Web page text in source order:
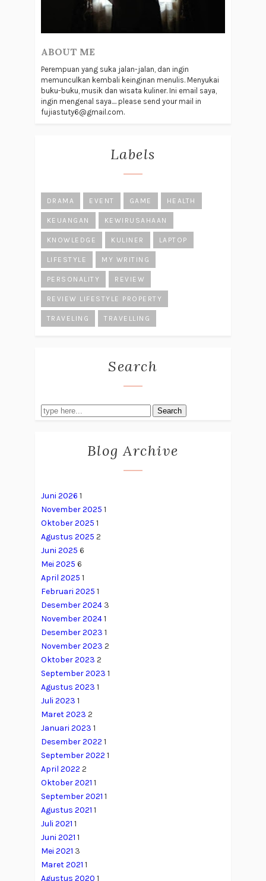
ABOUT ME
Perempuan yang suka jalan-jalan, dan ingin
memunculkan kembali keinginan menulis. Menyukai
buku-buku, musik dan wisata kuliner. Ini email saya,
ingin mengenal saya.... please send your mail in
fujiastuty6@gmail.com.
Labels
DRAMA EVENT GAME HEALTH
KEUANGAN KEWIRUSAHAAN
KNOWLEDGE KULINER LAPTOP
LIFESTYLE MY WRITING
PERSONALITY REVIEW
REVIEW LIFESTYLE PROPERTY
TRAVELING TRAVELLING
Search
Search
Blog Archive
Juni 2026 1
November 2025 1
Oktober 2025 1
Agustus 2025 2
Juni 2025 6
Mei 2025 6
April 2025 1
Februari 2025 1
Desember 2024 3
November 20241
Desember 2023 1
November 2023 2
Oktober 2023 2
September 2023 1
Agustus 2023 1
Juli 2023 1
Maret 2023 2
Januari 2023 1
Desember 2022 1
September 2022 1
April 2022 2
Oktober 2021 1
September 2021 1
Agustus 2021 1
Juli 2021 1
Juni 2021 1
Mei 2021 3
Maret 2021 1
Agustus 2020 1